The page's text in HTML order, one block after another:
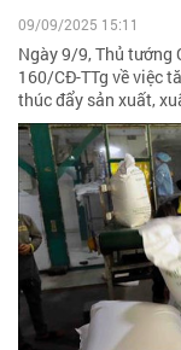
09/09/2025 15:11
Ngày 9/9, Thủ tướng
160/CĐ-TTg về việc
thúc đẩy sản xuất,